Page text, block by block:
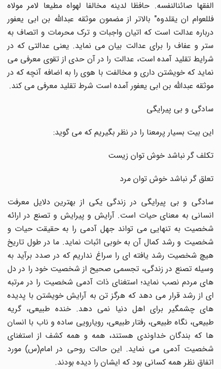
الفقها صائنالنفسه. حافظا لدینه مخالفا لهواه مطیعا لامر مولاه
فللعوام ان یقلدوه" بالاتر از مضمون موثقه عبدالله بن ابی یعفور
درباره عدالت است که اتیان واجبات و ترک محرمات و اتصاف به
ستر و عفاف را برای عدالت بیان می نماید. یعنی عدالتی که در
شرایط تقلید آمده است، عدالت را در آن حدی از تقوی معرفی می
نماید که خویشتن داری و مخالفت با هوی را به اضافه آنچه که در
موثقه عبدالله بن ابی یعفور آمده است شرط تقلید معرفی می کند.
سادگی و بی پیرایگی
این بیت بسیار پرمعنا را در نظر بگیریم که می گوید:
تکلف گر نباشد خوش توان زیست
تعلق گر نباشد خوش توان مرد
سادگی و بی پیرایگی در زندگی یکی از بهترین دلایل معرفت
انسانی به معنای حیات است. آرایش و پیرایش و تصنع در ارائه
شخصیت به تنهایی می تواند جهل آدمی را به حقیقت حیات و
شخصیت و رشد کمال آن به خوبی اثبات نماید. ما در طول تاریخ
هیچ شخصیت رشد یافته ای را سراغ نداریم که در صدد برآید به
وسیله تصنع در زندگی، تجسمی صحیح از شخصیت خود را در دل
های مردم نصب نماید؛ استغنای ذات آدمی شخصیت را در مرتبه
ای از رشد قرار می دهد که هرگز تن به آرایش خویشتن با پدیده
های چشمگیر برای اهل دنیا نمی دهد. خنده طبیعی، گریه
طبیعی، نگاه طبیعی، رفتار طبیعی، رویارویی ساده و ناب با انسان
ها که بندگان خداوندی هستند، همه و همه کشف از استغنای
شخصیت آدمی می نماید. این حالت روحی در امام(س) مورد
اتفاق نظر همه کسانی بود که ایشان را دیده بودند.